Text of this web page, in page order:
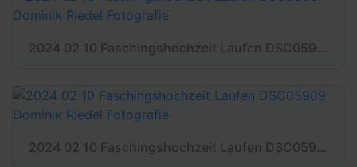
2024 02 10 Faschingshochzeit Laufen DSC05907 Dominik Riedel Fotografie
2024 02 10 Faschingshochzeit Laufen DSC05909 Dominik Riedel Fotografie